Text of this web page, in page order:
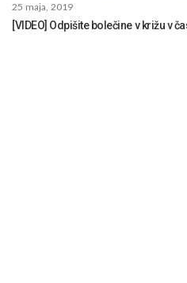
25 maja, 2019
[VIDEO] Odpišite bolečine v križu v